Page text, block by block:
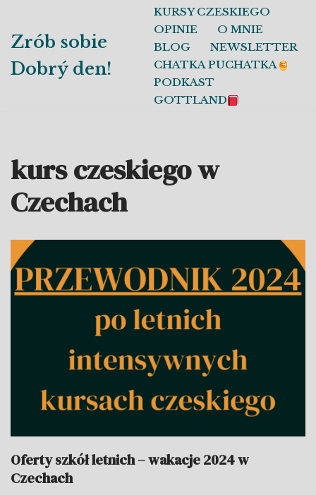
Przejdź
treści
Zrób sobie
Dobrý den!
KURSY CZESKIEGO
OPINIE
O MNIE
BLOG
NEWSLETTER
CHATKA PUCHATKA
PODKAST
GOTTLAND
kurs czeskiego w
Czechach
Oferty szkół letnich – wakacje 2024 w
Czechach